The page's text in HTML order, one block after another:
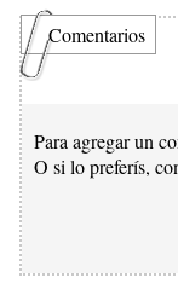
Comentarios
Para agregar un
O si lo preferís,